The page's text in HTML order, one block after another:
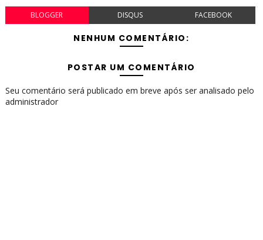
BLOGGER DISQUS FACEBOOK
NENHUM COMENTÁRIO:
POSTAR UM COMENTÁRIO
Seu comentário será publicado em breve após ser analisado pelo
administrador